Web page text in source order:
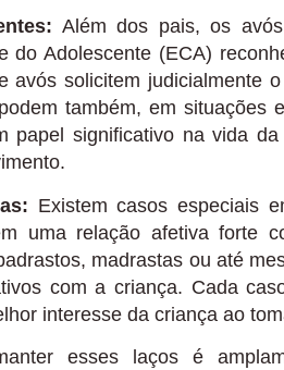
Além dos pais, os
do Adolescente (ECA)
avós solicitem judicialmente
também, em situações
papel significativo na vida
Existem casos especiais
uma relação afetiva forte
madrastas ou até
com a criança. Cada
interesse da criança ao
esses laços é